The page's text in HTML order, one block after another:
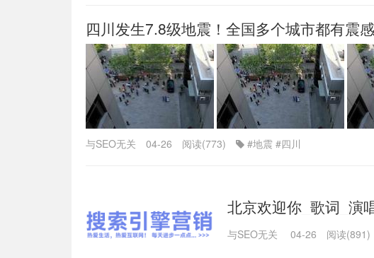
四川发生7.8级地震！全国多个城市都有震感
与SEO无关 04-26 阅读(773) #地震 #四川
北京欢迎你_歌词_演
与SEO无关 04-26 阅读(891)